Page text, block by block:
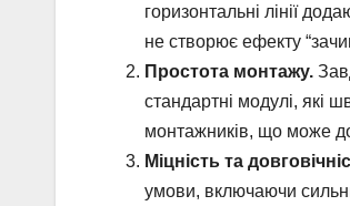
горизонтальні лінії
не створює ефекту
Простота монтажу.
стандартні модулі, які
монтажників, що може
Міцність та
умови, включаючи